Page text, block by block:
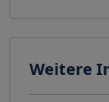
Weitere